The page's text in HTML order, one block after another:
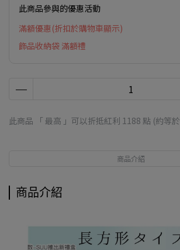
此商品參與的優惠活動
滿額優惠(折扣於購物車顯示)
飾品收納袋 滿額禮
此商品 「 最高 」可以折抵紅利 1188 點 (約等於
商品介紹
商品介紹